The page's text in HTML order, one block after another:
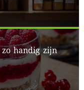
zo handig zijn